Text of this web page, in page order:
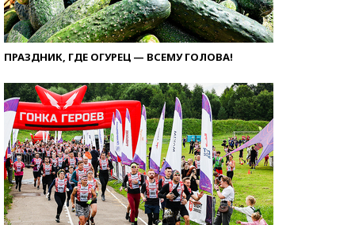
ПРАЗДНИК, ГДЕ ОГУРЕЦ — ВСЕМУ ГОЛОВА!